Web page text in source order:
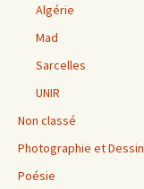
Algérie
Mad
Sarcelles
UNIR
Non classé
Photographie et Dessin
Poésie